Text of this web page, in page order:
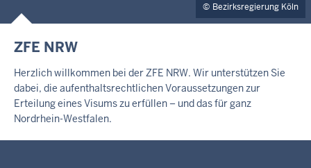
Bezirksregierung Köln
ZFE NRW
Herzlich willkommen bei der ZFE NRW. Wir unterstützen Sie
dabei, die aufenthaltsrechtlichen Voraussetzungen zur
Erteilung eines Visums zu erfüllen – und das für ganz
Nordrhein-Westfalen.